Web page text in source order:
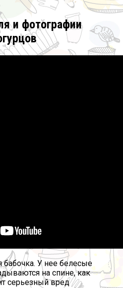
и фотографии
У нее белесые
на спине, как
серьезный вред